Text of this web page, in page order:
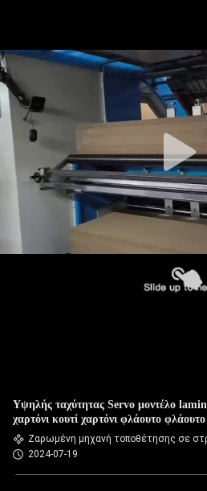
Υψηλής ταχύτητας Servo μοντέλο
χαρτόνι κουτί χαρτόνι φλάουτο
Ζαρωμένη μηχανή τοποθέτησης σε
2024-07-19